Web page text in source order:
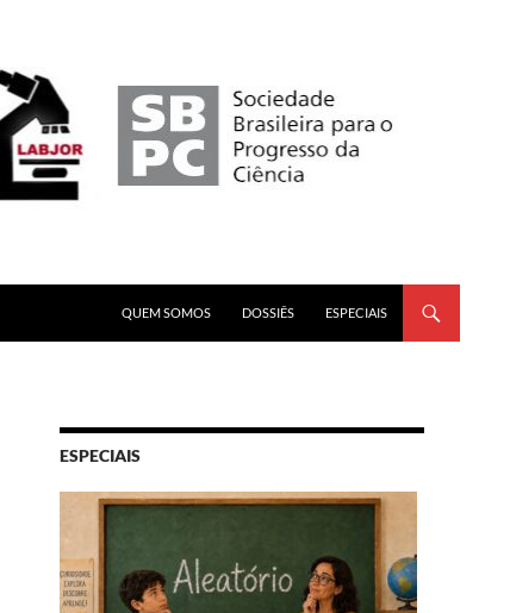
QUEM SOMOS
DOSSIÊS ESPECIAIS
ESPECIAIS